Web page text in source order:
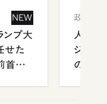
NEW
ンプ大
せた
首相
政治
人事、
ジェン
の難題